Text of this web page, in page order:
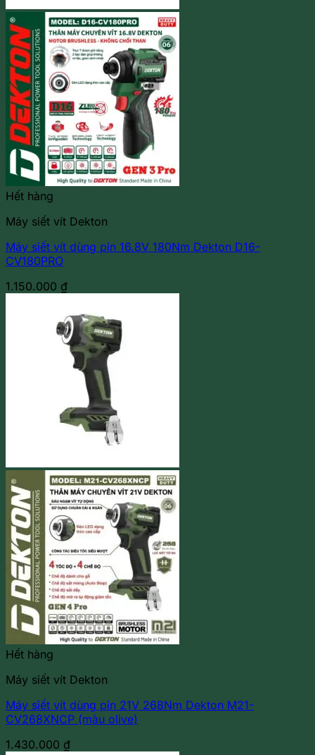
Hết hàng
Máy siết vít Dekton
Máy siết vít dùng pin 16.8V 180Nm Dekton D16-
CV180PRO
1.150.000 ₫
Hết hàng
Máy siết vít Dekton
Máy siết vít dùng pin 21V 268Nm Dekton M21-
CV268XNCP (màu olive)
1.430.000 ₫